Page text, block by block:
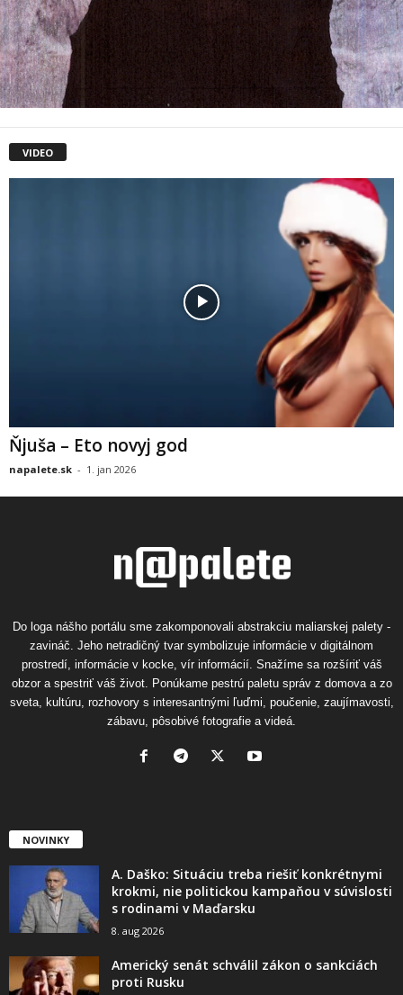
VIDEO
Ňjuša – Eto novyj god
napalete.sk - 1. jan 2026
Do loga nášho portálu sme zakomponovali abstrakciu maliarskej palety -
zavináč. Jeho netradičný tvar symbolizuje informácie v digitálnom
prostredí, informácie v kocke, vír informácií. Snažíme sa rozšíriť váš
obzor a spestriť váš život. Ponúkame pestrú paletu správ z domova a zo
sveta, kultúru, rozhovory s interesantnými ľuďmi, poučenie, zaujímavosti,
zábavu, pôsobivé fotografie a videá.
NOVINKY
A. Daško: Situáciu treba riešiť konkrétnymi
krokmi, nie politickou kampaňou v súvislosti
s rodinami v Maďarsku
8. aug 2026
Americký senát schválil zákon o sankciách
proti Rusku